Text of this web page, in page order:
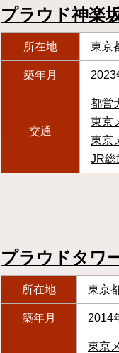
プラウド神楽
所在地 東京
築年月 2023
交通
都営
東京
東京
JR総
プラウドタワ
所在地 東京
築年月 2014
東京